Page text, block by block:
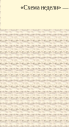
«Схема недели» —